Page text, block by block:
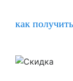
как